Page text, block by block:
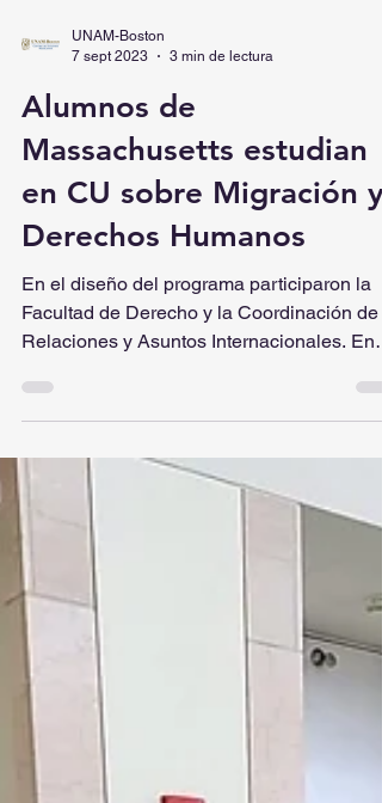
UNAM-Boston
7 sept 2023
3 min de lectura
Alumnos de
Massachusetts estudian
en CU sobre Migración y
Derechos Humanos
En el diseño del programa participaron la
Facultad de Derecho y la Coordinación de
Relaciones y Asuntos Internacionales. En
este verano...